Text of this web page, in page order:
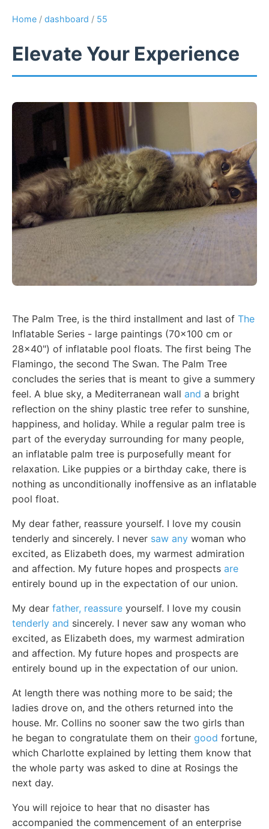
Home / dashboard / 55
Elevate Your Experience
The Palm Tree, is the third installment and last of The
Inflatable Series - large paintings (70x100 cm or
28x40") of inflatable pool floats. The first being The
Flamingo, the second The Swan. The Palm Tree
concludes the series that is meant to give a summery
feel. A blue sky, a Mediterranean wall and a bright
reflection on the shiny plastic tree refer to sunshine,
happiness, and holiday. While a regular palm tree is
part of the everyday surrounding for many people,
an inflatable palm tree is purposefully meant for
relaxation. Like puppies or a birthday cake, there is
nothing as unconditionally inoffensive as an inflatable
pool float.
My dear father, reassure yourself. I love my cousin
tenderly and sincerely. I never saw any woman who
excited, as Elizabeth does, my warmest admiration
and affection. My future hopes and prospects are
entirely bound up in the expectation of our union.
My dear father, reassure yourself. I love my cousin
tenderly and sincerely. I never saw any woman who
excited, as Elizabeth does, my warmest admiration
and affection. My future hopes and prospects are
entirely bound up in the expectation of our union.
At length there was nothing more to be said; the
ladies drove on, and the others returned into the
house. Mr. Collins no sooner saw the two girls than
he began to congratulate them on their good fortune,
which Charlotte explained by letting them know that
the whole party was asked to dine at Rosings the
next day.
You will rejoice to hear that no disaster has
accompanied the commencement of an enterprise